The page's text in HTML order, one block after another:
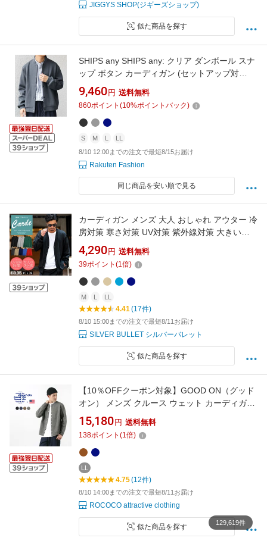
JIGGYS SHOP(ジギーズショップ)
似た商品を探す
SHIPS any SHIPS any: クリア ダンボール スナ
ップ ボタン カーディガン (セットアップ対
応)◇ シップス トップス カーディガン グレー
ブラック ネイビー【送料無料】
9,460 円 送料無料
860ポイント (10%ポイントバック)
S M L
LL
8/10 12:00までの注文で最短8/15お届け
Rakuten Fashion
同じ商品を安い順で見る
カーディガン メンズ 大人 おしゃれ アウター 冷
房対策 寒さ対策 UV対策 紫外線対策 大きいサ
イズ ゆったり 無地 シンプル 大人 ビジネス ベ
ージュ ブラック ネイビー ユニセックス 大人
20代 30代 40代 50代 ちょいワル ユニセックス
男性 男 服 秋 冬 秋冬 ファッション
4,290 円 送料無料
39ポイント (1倍)
M L LL
4.41(17件)
8/10 15:00までの注文で最短8/11お届け
SILVER BULLET シルバーバレット
似た商品を探す
【10％OFFクーポン対象】GOOD ON（グッド
オン） メンズ クルース ウェット カーディガン
/ 無地 / ピグメントダイ / アメリカ製生地 / 日本
製 / GOBW1711 / MENS CREW SWEAT
CARDIGAN
15,180 円 送料無料
138ポイント (1倍)
LL
4.75(12件)
8/10 14:00までの注文で最短8/11お届け
ROCOCO attractive clothing
似た商品を探す
129,619件